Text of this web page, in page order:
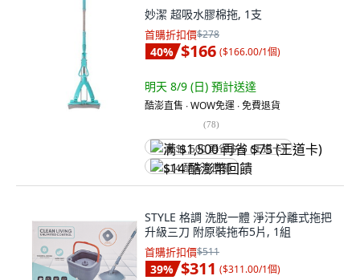
妙潔 超吸水膠棉拖, 1支
首購折扣價$278
40% $166 ($166.00/1個)
明天 8/9 (日) 預計送達
酷澎直售 ∙ WOW免運 ∙ 免費退貨
(78)
满 $1,500 再省 $75 (王道卡)
$14 酷澎幣回饋
STYLE 格調 洗脫一體 淨汙分離式拖把
升級三刀 附原裝拖布5片, 1組
首購折扣價$511
39% $311 ($311.00/1個)